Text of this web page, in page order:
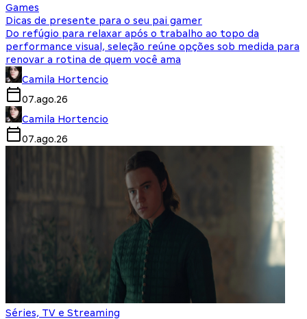
Games
Dicas de presente para o seu pai gamer
Do refúgio para relaxar após o trabalho ao topo da
performance visual, seleção reúne opções sob medida para
renovar a rotina de quem você ama
Camila Hortencio
07.ago.26
Camila Hortencio
07.ago.26
Séries, TV e Streaming